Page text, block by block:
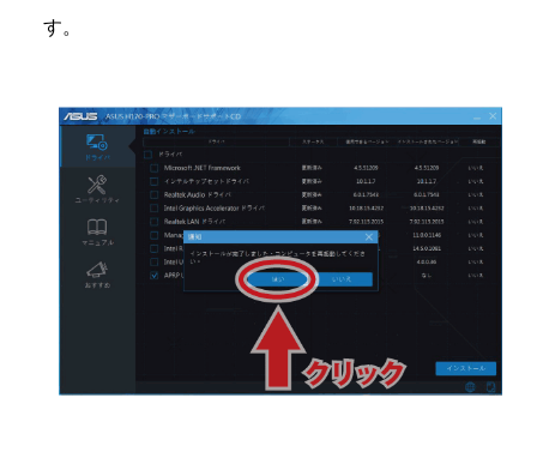
す。